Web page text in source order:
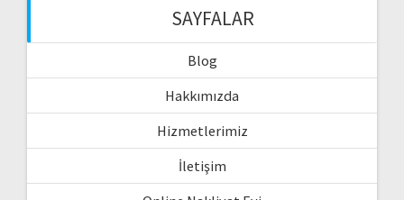
SAYFALAR
Blog
Hakkımızda
Hizmetlerimiz
İletişim